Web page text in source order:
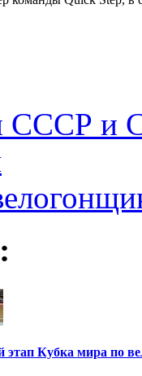
СССР и
Кубка мира по